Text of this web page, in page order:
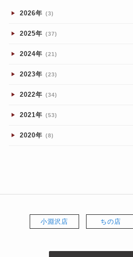
2026年 (3)
2025年 (37)
2024年 (21)
2023年 (23)
2022年 (34)
2021年 (53)
2020年 (8)
小淵沢店 ちの店